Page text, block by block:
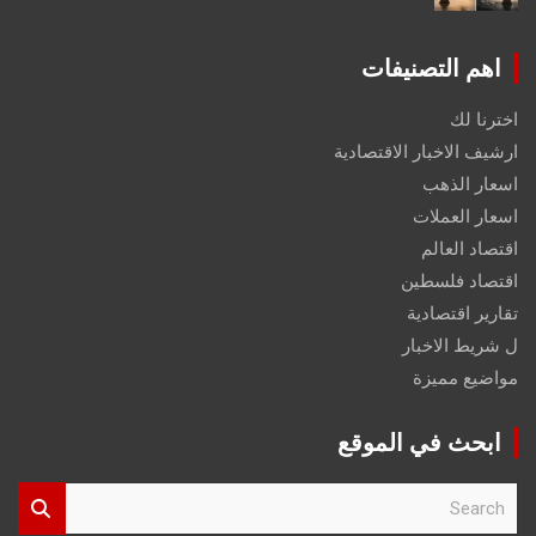
اهم التصنيفات
اخترنا لك
ارشيف الاخبار الاقتصادية
اسعار الذهب
اسعار العملات
اقتصاد العالم
اقتصاد فلسطين
تقارير اقتصادية
ل شريط الاخبار
مواضيع مميزة
ابحث في الموقع